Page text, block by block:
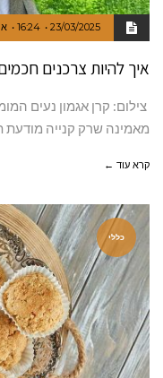
23/03/2025
16:24
איך להיות צרכנים
צילום: קרן אגמון נעים
מאמינה שרק קנייה מודעת
קרא עוד ←
כללי